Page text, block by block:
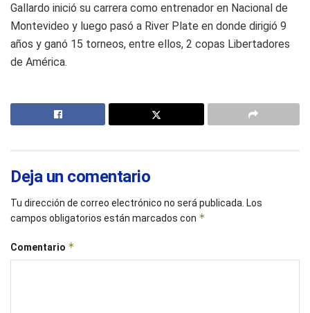
Gallardo inició su carrera como entrenador en Nacional de
Montevideo y luego pasó a River Plate en donde dirigió 9
años y ganó 15 torneos, entre ellos, 2 copas Libertadores
de América.
Deja un comentario
Tu dirección de correo electrónico no será publicada. Los
campos obligatorios están marcados con *
Comentario *